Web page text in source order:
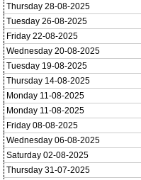
Thursday 28-08-2025
Tuesday 26-08-2025
Friday 22-08-2025
Wednesday 20-08-2025
Tuesday 19-08-2025
Thursday 14-08-2025
Monday 11-08-2025
Monday 11-08-2025
Friday 08-08-2025
Wednesday 06-08-2025
Saturday 02-08-2025
Thursday 31-07-2025